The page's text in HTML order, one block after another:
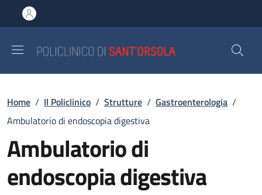
al contenuto principale
to footer content
Briciole di pane
Home / Il Policlinico / Strutture / Gastroenterologia /
Ambulatorio di endoscopia digestiva
Ambulatorio di
endoscopia digestiva